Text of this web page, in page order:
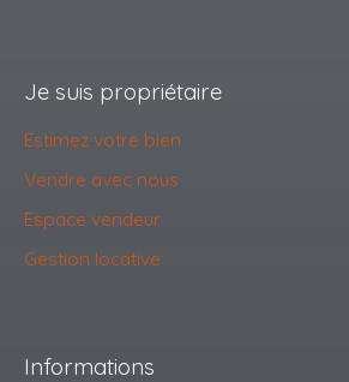
Je suis propriétaire
Estimez votre bien
Vendre avec nous
Espace vendeur
Gestion locative
Informations